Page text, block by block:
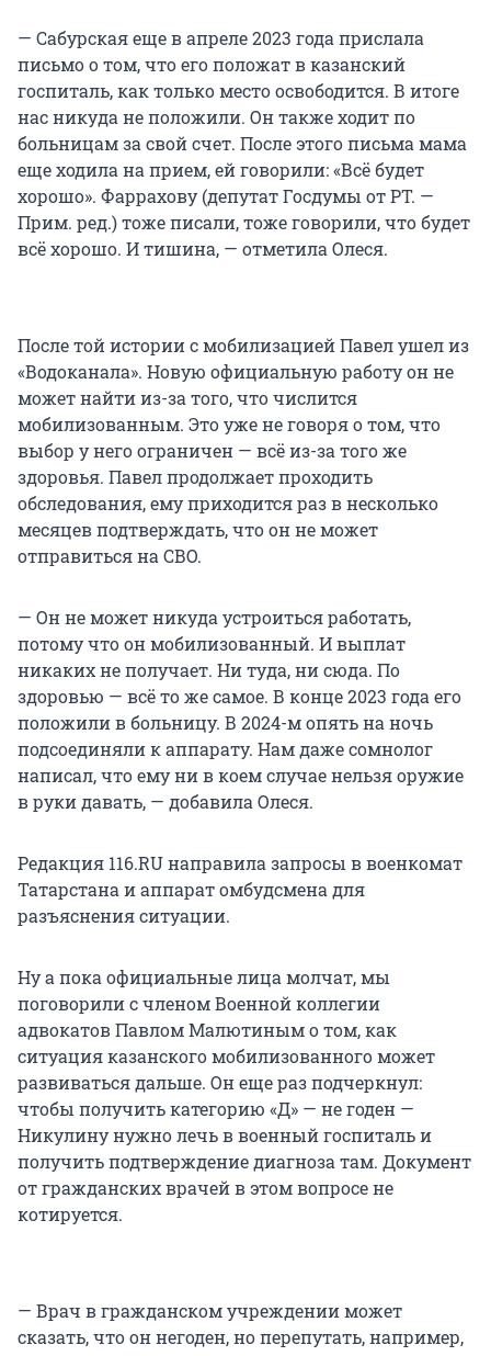
— Сабурская еще в апреле 2023 года прислала
письмо о том, что его положат в казанский
госпиталь, как только место освободится. В итоге
нас никуда не положили. Он также ходит по
больницам за свой счет. После этого письма мама
еще ходила на прием, ей говорили: «Всё будет
хорошо». Фаррахову (депутат Госдумы от РТ. —
Прим. ред.) тоже писали, тоже говорили, что будет
всё хорошо. И тишина, — отметила Олеся.
После той истории с мобилизацией Павел ушел из
«Водоканала». Новую официальную работу он не
может найти из-за того, что числится
мобилизованным. Это уже не говоря о том, что
выбор у него ограничен — всё из-за того же
здоровья. Павел продолжает проходить
обследования, ему приходится раз в несколько
месяцев подтверждать, что он не может
отправиться на СВО.
— Он не может никуда устроиться работать,
потому что он мобилизованный. И выплат
никаких не получает. Ни туда, ни сюда. По
здоровью — всё то же самое. В конце 2023 года его
положили в больницу. В 2024-м опять на ночь
подсоединяли к аппарату. Нам даже сомнолог
написал, что ему ни в коем случае нельзя оружие
в руки давать, — добавила Олеся.
Редакция 116.RU направила запросы в военкомат
Татарстана и аппарат омбудсмена для
разъяснения ситуации.
Ну а пока официальные лица молчат, мы
поговорили с членом Военной коллегии
адвокатов Павлом Малютиным о том, как
ситуация казанского мобилизованного может
развиваться дальше. Он еще раз подчеркнул:
чтобы получить категорию «Д» — не годен —
Никулину нужно лечь в военный госпиталь и
получить подтверждение диагноза там. Документ
от гражданских врачей в этом вопросе не
котируется.
— Врач в гражданском учреждении может
сказать, что он негоден, но перепутать, например,